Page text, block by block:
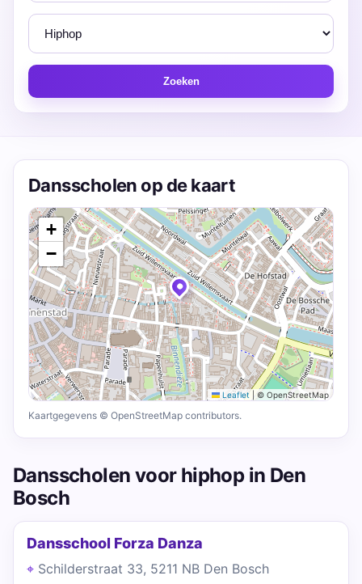
Zoeken
Dansscholen op de kaart
+
−
Leaflet |© OpenStreetMap
Kaartgegevens © OpenStreetMap contributors.
Dansscholen voor hiphop in Den
Bosch
Dansschool Forza Danza
Schilderstraat 33, 5211 NB Den Bosch